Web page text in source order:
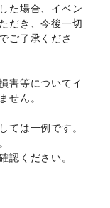
た場合、イベン
だき、今後一切
ご了承くださ
害等についてイ
せん。
ては一例です。
認ください。